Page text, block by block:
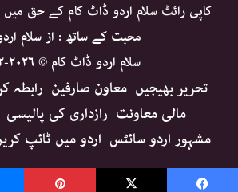
کاپی رائٹ سلام اردو ڈاٹ کام کے حق
محبت کے ساتھ : از سلام
سلام اردو ڈاٹ کام © ۲۰۲۶-۲۰۱۲
تحریر بھیجیں معاون صارفین رابطہ
مالی معاونت رازداری کی پالیسی
مشہور اردو سائٹس اردو میں ٹائپ